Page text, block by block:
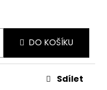
DO KOŠÍKU
Sdílet